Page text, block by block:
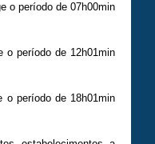
o período de 07h00min
o período de 12h01min
período de 18h01min